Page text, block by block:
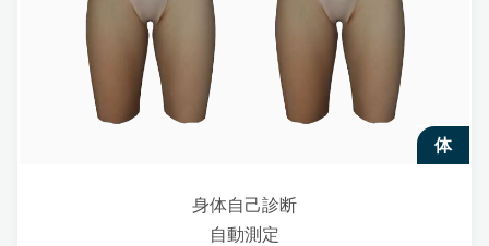
体
身体自己診断
自動測定